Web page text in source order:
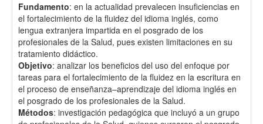
Fundamento: en la actualidad prevalecen insuficiencias en
el fortalecimiento de la fluidez del idioma inglés, como
lengua extranjera impartida en el posgrado de los
profesionales de la Salud, pues existen limitaciones en su
tratamiento didáctico.
Objetivo: analizar los beneficios del uso del enfoque por
tareas para el fortalecimiento de la fluidez en la escritura en
el proceso de enseñanza–aprendizaje del idioma inglés en
el posgrado de los profesionales de la Salud.
Métodos: investigación pedagógica que incluyó a un grupo